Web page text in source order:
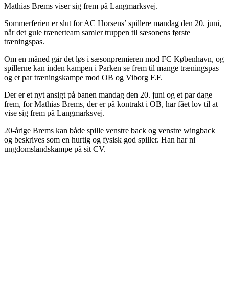
Mathias Brems viser sig frem på Langmarksvej.
Sommerferien er slut for AC Horsens’ spillere mandag den 20. juni,
når det gule trænerteam samler truppen til sæsonens første
træningspas.
Om en måned går det løs i sæsonpremieren mod FC København, og
spillerne kan inden kampen i Parken se frem til mange træningspas
og et par træningskampe mod OB og Viborg F.F.
Der er et nyt ansigt på banen mandag den 20. juni og et par dage
frem, for Mathias Brems, der er på kontrakt i OB, har fået lov til at
vise sig frem på Langmarksvej.
20-årige Brems kan både spille venstre back og venstre wingback
og beskrives som en hurtig og fysisk god spiller. Han har ni
ungdomslandskampe på sit CV.